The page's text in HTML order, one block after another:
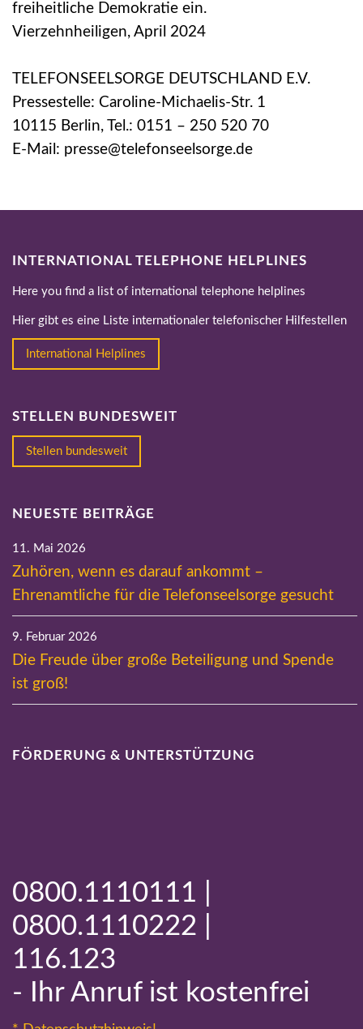
freiheitliche Demokratie ein.
Vierzehnheiligen, April 2024
TELEFONSEELSORGE DEUTSCHLAND E.V.
Pressestelle: Caroline-Michaelis-Str. 1
10115 Berlin, Tel.: 0151 – 250 520 70
E-Mail: presse@telefonseelsorge.de
INTERNATIONAL TELEPHONE HELPLINES
Here you find a list of international telephone helplines
Hier gibt es eine Liste internationaler telefonischer Hilfestellen
International Helplines
STELLEN BUNDESWEIT
Stellen bundesweit
NEUESTE BEITRÄGE
11. Mai 2026
Zuhören, wenn es darauf ankommt –
Ehrenamtliche für die Telefonseelsorge gesucht
9. Februar 2026
Die Freude über große Beteiligung und Spende
ist groß!
FÖRDERUNG & UNTERSTÜTZUNG
0800.1110111 |
0800.1110222 |
116.123
- Ihr Anruf ist kostenfrei